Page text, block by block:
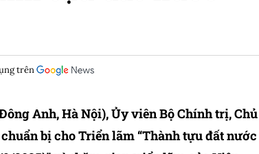
trên
Anh, Hà Nội), Ủy viên Bộ Chính trị, Chủ
bị cho Triển lãm “Thành tựu đất nước